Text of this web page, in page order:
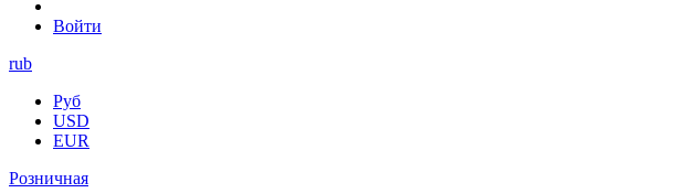
Войти
rub
Руб
USD
EUR
Розничная